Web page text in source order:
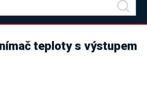
teploty s výstupem